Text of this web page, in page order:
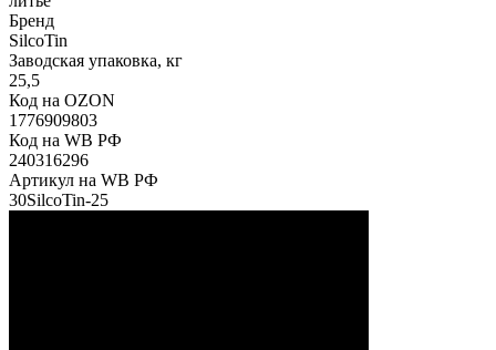
Бренд
SilcoTin
Заводская упаковка, кг
25,5
Код на OZON
1776909803
Код на WB РФ
240316296
Артикул на WB РФ
30SilcoTin-25